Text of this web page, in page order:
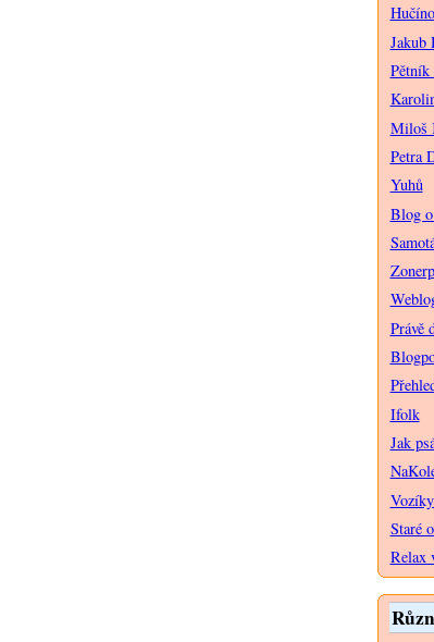
Jakub
Pětník
Miloš
Petra
Yuhů
Blog
Právě
Ifolk
Jak
Staré
Relax